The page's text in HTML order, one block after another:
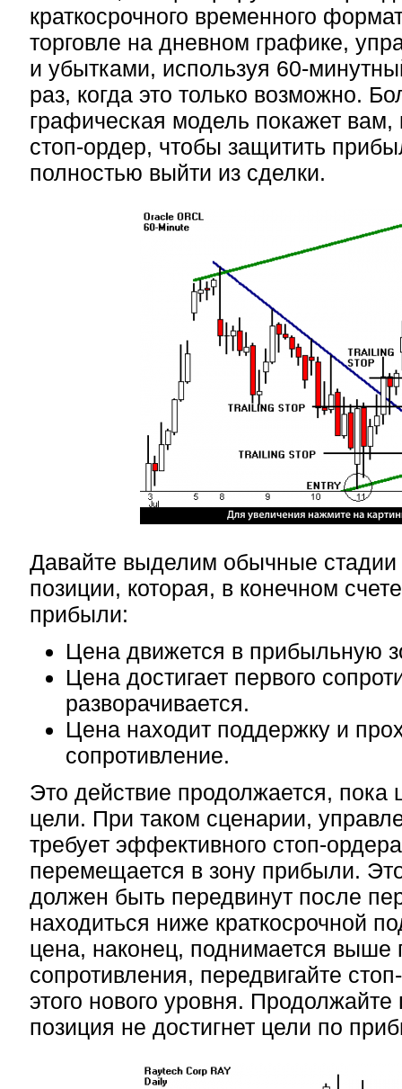
краткосрочного временного
торговле на дневном графике,
и убытками, используя 60-
раз, когда это только возможно.
графическая модель покажет вам,
стоп-ордер, чтобы защитить
полностью выйти из сделки.
Давайте выделим обычные
позиции, которая, в конечном
прибыли:
Цена движется в прибыльную
Цена достигает первого
разворачивается.
Цена находит поддержку и
сопротивление.
Это действие продолжается, пока
цели. При таком сценарии,
требует эффективного стоп-
перемещается в зону прибыли.
должен быть передвинут после
находиться ниже краткосрочной
цена, наконец, поднимается выше
сопротивления, передвигайте
этого нового уровня. Продолжайте
позиция не достигнет цели по